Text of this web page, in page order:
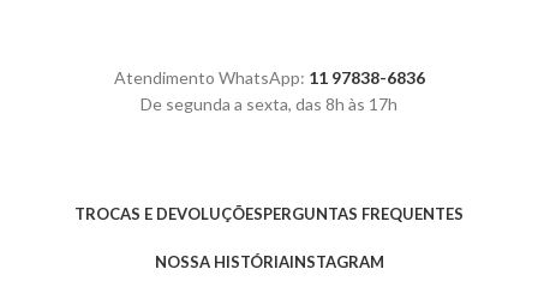
Atendimento WhatsApp: 11 97838-6836
De segunda a sexta, das 8h às 17h
TROCAS E DEVOLUÇÕESPERGUNTAS FREQUENTES
NOSSA HISTÓRIAINSTAGRAM